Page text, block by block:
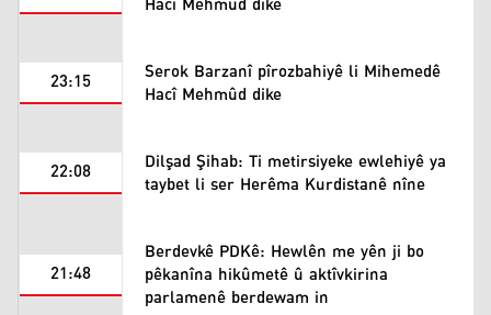
23:15 Serok Barzanî pîrozbahiyê li Mihemedê
Hacî Mehmûd dike
22:08 Dilşad Şihab: Ti metirsiyeke ewlehiyê ya
taybet li ser Herêma Kurdistanê nîne
21:48
Berdevkê PDKê: Hewlên me yên ji bo
pêkanîna hikûmetê û aktîvkirina
parlamenê berdewam in